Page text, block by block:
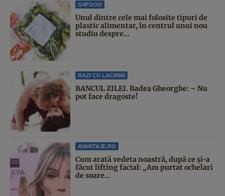
G4FOOD
Unul dintre cele mai folosite tipuri de
plastic alimentar, în centrul unui nou
studiu despre...
RAZI CU LACRIMI
BANCUL ZILEI. Badea Gheorghe: – Nu
pot face dragoste!
AVANTAJE.RO
Cum arată vedeta noastră, după ce și-a
făcut lifting facial: „Am purtat ochelari
de soare...